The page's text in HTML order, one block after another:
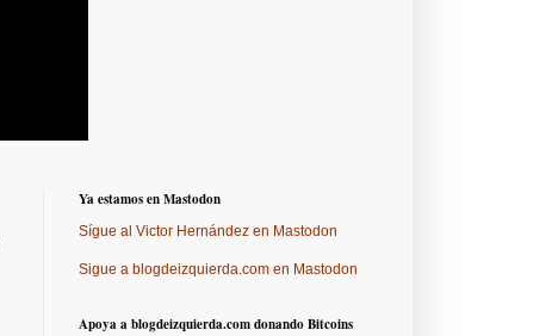
Ya estamos en Mastodon
Sígue al Victor Hernández en Mastodon
Sigue a blogdeizquierda.com en Mastodon
Apoya a blogdeizquierda.com donando Bitcoins